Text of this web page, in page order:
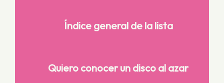
Índice general de la lista
Quiero conocer un disco al azar